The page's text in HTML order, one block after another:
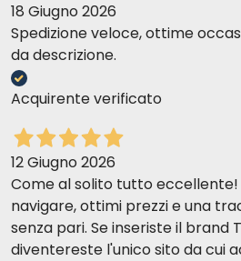
18 Giugno 2026
Spedizione veloce, ottime
da descrizione.
Acquirente verificato
12 Giugno 2026
Come al solito tutto eccellente!
navigare, ottimi prezzi e una
senza pari. Se inseriste il brand
diventereste l'unico sito da cui